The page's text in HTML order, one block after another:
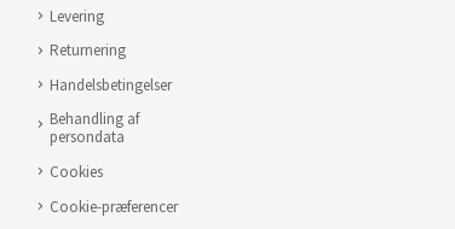
Levering
Returnering
Handelsbetingelser
Behandling af
persondata
Cookies
Cookie-præferencer